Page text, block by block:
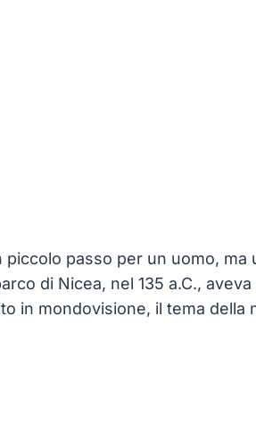
passo per un uomo, ma
di Nicea, nel 135 a.C.,
in mondovisione, il tema